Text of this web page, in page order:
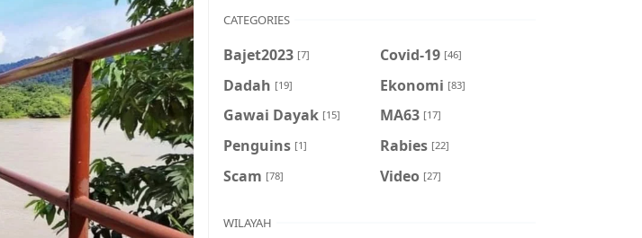
CATEGORIES
Bajet2023 [7] Covid-19 [46]
Dadah [19] Ekonomi [83]
Gawai Dayak [15] MA63 [17]
Penguins [1] Rabies [22]
Scam [78] Video [27]
WILAYAH